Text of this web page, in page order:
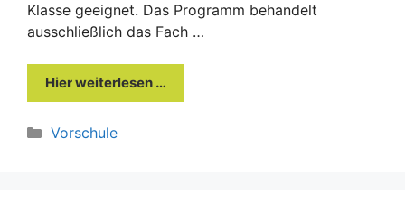
Klasse geeignet. Das Programm behandelt
ausschließlich das Fach …
Hier weiterlesen …
Kategorien
Vorschule